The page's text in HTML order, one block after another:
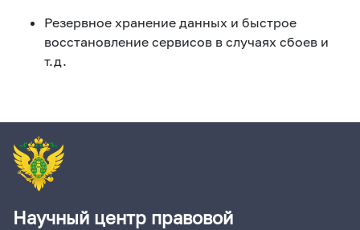
Резервное хранение данных и быстрое
восстановление сервисов в случаях сбоев и
т.д.
Научный центр правовой